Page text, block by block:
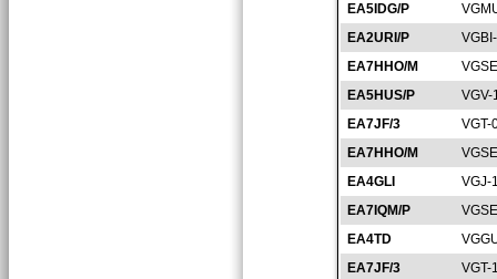
EA5IDG/P
EA2URI/P
EA7HHO/M
EA5HUS/P
VGV-
EA7JF/3
VGT-
EA7HHO/M
EA4GLI
VGJ-
EA7IQM/P
EA4TD
EA7JF/3
VGT-